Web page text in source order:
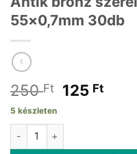
55×0,7mm 30db
250Ft
Original
was:
125 Ft
5 készleten
Antik bronz szerelőpálca